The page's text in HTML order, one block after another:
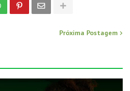
Próxima Postagem